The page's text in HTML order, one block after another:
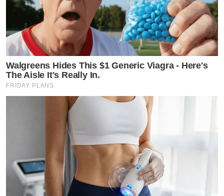
ด้านการศึกษา
อิงโกะ จบการศึกษาระดับมัธยมศึกษาที่โรงเรียนบางปะกอก
Walgreens Hides This $1 Generic Viagra - Here's
The Aisle It's Really In.
FRIDAY PLANS